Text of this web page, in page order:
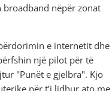
nëpër zonat
e internetit dhe
një pilot për të
"Punët e gjelbra". Kjo
për t’i lidhur ato me